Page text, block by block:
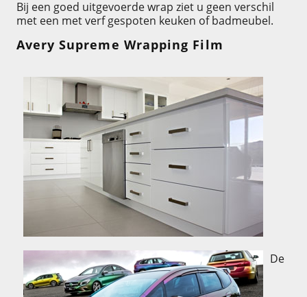
Bij een goed uitgevoerde wrap ziet u geen verschil
met een met verf gespoten keuken of badmeubel.
Avery Supreme Wrapping Film
De